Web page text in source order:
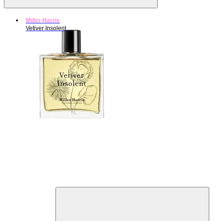
Miller Harris
Vetiver Insolent